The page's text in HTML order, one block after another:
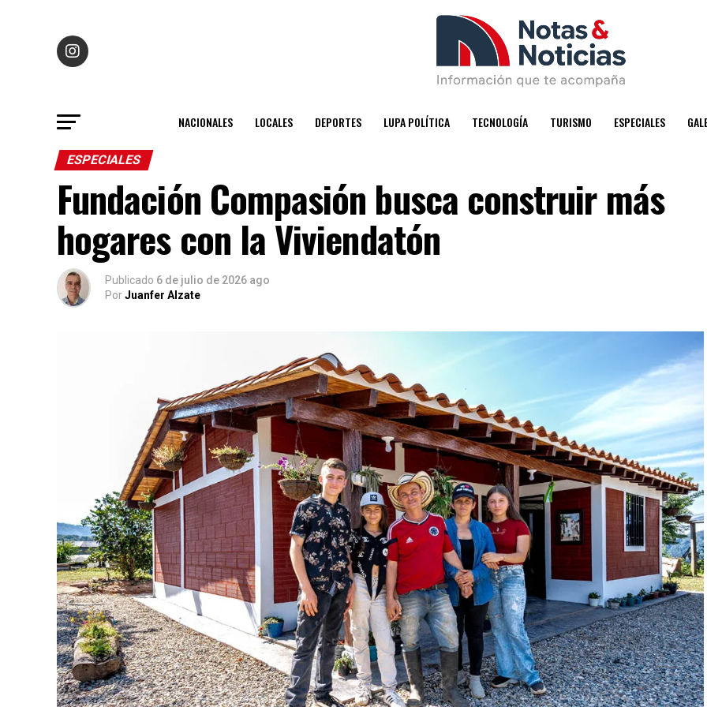
NACIONALES LOCALES DEPORTES LUPA POLÍTICA TECNOLOGÍA TURISMO ESPECIALES
ESPECIALES
Fundación Compasión busca construir más
hogares con la Viviendatón
Publicado 6 de julio de 2026 ago
PorJuanfer Alzate